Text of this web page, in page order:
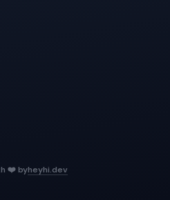
❤️ byheyhi.dev